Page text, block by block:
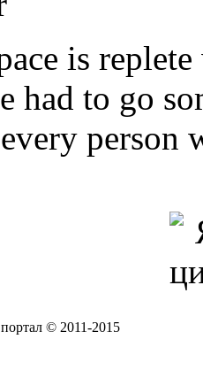
is
had to go
person
© 2011-2015